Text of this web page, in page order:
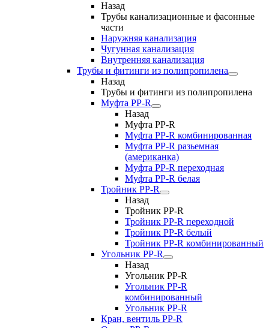
Назад
Трубы канализационные и фасонные
части
Наружняя канализация
Чугунная канализация
Внутренняя канализация
Трубы и фитинги из полипропилена
Назад
Трубы и фитинги из полипропилена
Муфта PP-R
Назад
Муфта PP-R
Муфта РР-R комбинированная
Муфта РР-R разьемная
(американка)
Муфта РР-R переходная
Муфта РР-R белая
Тройник PP-R
Назад
Тройник PP-R
Тройник РР-R переходной
Тройник РР-R белый
Тройник РР-R комбинированный
Угольник PP-R
Назад
Угольник PP-R
Угольник РР-R
комбинированный
Угольник РР-R
Кран, вентиль PP-R